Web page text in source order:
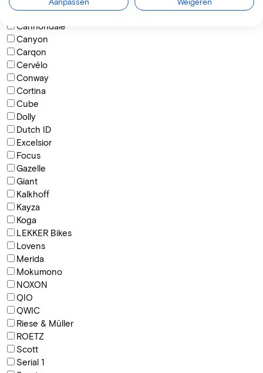
Bikkel
Cannondale
Canyon
Carqon
Cervélo
Conway
Cortina
Cube
Dolly
Dutch ID
Excelsior
Focus
Gazelle
Giant
Kalkhoff
Kayza
Koga
LEKKER Bikes
Lovens
Merida
Mokumono
NOXON
QIO
QWIC
Riese & Müller
ROETZ
Scott
Serial 1